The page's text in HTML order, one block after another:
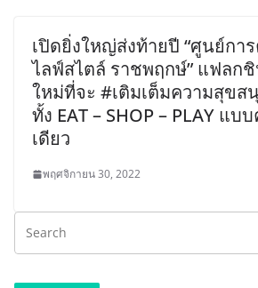
เปิดยิ่งใหญ่ส่งท้ายปี “ศูนย์กา
ไลฟ์สไตล์ ราชพฤกษ์” แฟลก
ใหม่ที่จะ #เติมเต็มความสุขส
ทั้ง EAT – SHOP – PLAY แบ
เดียว
พฤศจิกายน 30, 2022